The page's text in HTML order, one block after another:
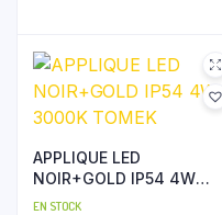
APPLIQUE LED
NOIR+GOLD IP54 4W
3000K TOMEK
EN STOCK